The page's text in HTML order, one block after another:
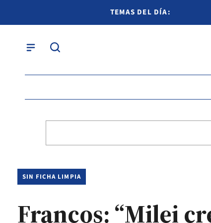
TEMAS DEL DÍA:
SIN FICHA LIMPIA
Francos: “Milei